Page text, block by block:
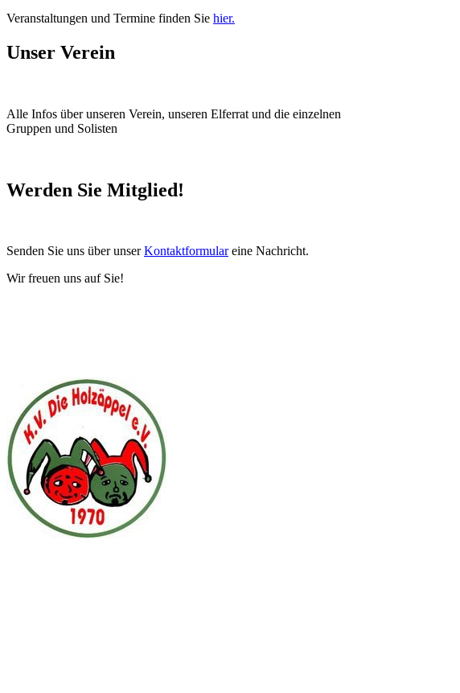
Veranstaltungen und Termine finden Sie hier.
Unser Verein
Alle Infos über unseren Verein, unseren Elferrat und die einzelnen
Gruppen und Solisten
Werden Sie Mitglied!
Senden Sie uns über unserKontaktformulareine Nachricht.
Wir freuen uns auf Sie!